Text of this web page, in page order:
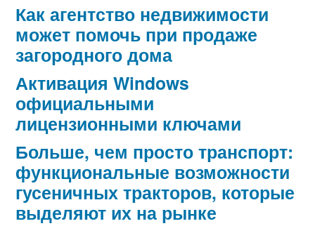
Как агентство недвижимости
может помочь при продаже
загородного дома
Активация Windows
официальными
лицензионными ключами
Больше, чем просто транспорт:
функциональные возможности
гусеничных тракторов, которые
выделяют их на рынке